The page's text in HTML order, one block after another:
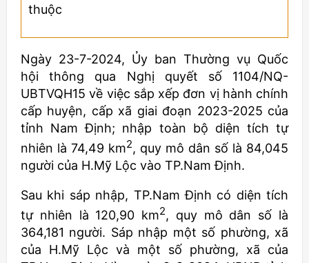
thuộc
Ngày 23-7-2024, Ủy ban Thường vụ Quốc
hội thông qua Nghị quyết số 1104/NQ-
UBTVQH15 về việc sắp xếp đơn vị hành chính
cấp huyện, cấp xã giai đoạn 2023-2025 của
tỉnh Nam Định; nhập toàn bộ diện tích tự
nhiên là 74,49 km2, quy mô dân số là 84,045
người của H.Mỹ Lộc vào TP.Nam Định.
Sau khi sáp nhập, TP.Nam Định có diện tích
tự nhiên là 120,90 km2, quy mô dân số là
364,181 người. Sáp nhập một số phường, xã
của H.Mỹ Lộc và một số phường, xã của